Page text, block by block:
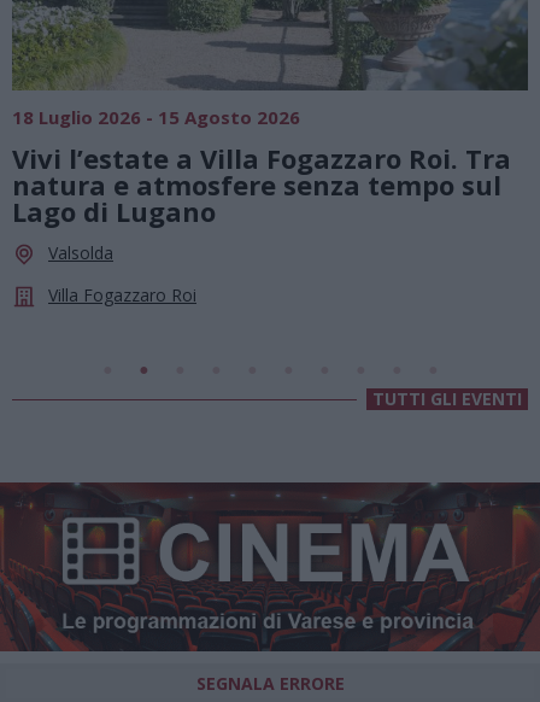
Summer Green Festival: fino al 23
agosto, musica e divertimento sotto
le stelle a Cassano Magnago
TUTTI GLI EVENTI
SEGNALA ERRORE